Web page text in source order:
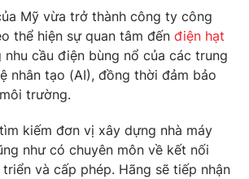
tế
Mỹ vừa trở thành công ty công
thể hiện sự quan tâm đến điện hạt
nhu cầu điện bùng nổ của các trung
nhân tạo (AI), đồng thời đảm bảo
trường.
kiếm đơn vị xây dựng nhà máy
như có chuyên môn về kết nối
và cấp phép. Hãng sẽ tiếp nhận